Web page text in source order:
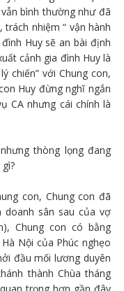
bình thường như đã
nhiệm “ vận hành
Huy sẽ an bài định
cảnh gia đình Huy là
chiến” với Chung con,
Huy đừng nghĩ ngắn
CA nhưng cái chính là
thòng lọng đang
con, Chung con đã
doanh sân sau của vợ
Chung con có bằng
Nội của Phúc nghẹo
đầu mối lương duyên
thành Chùa tháng
trọng hơn gần đây